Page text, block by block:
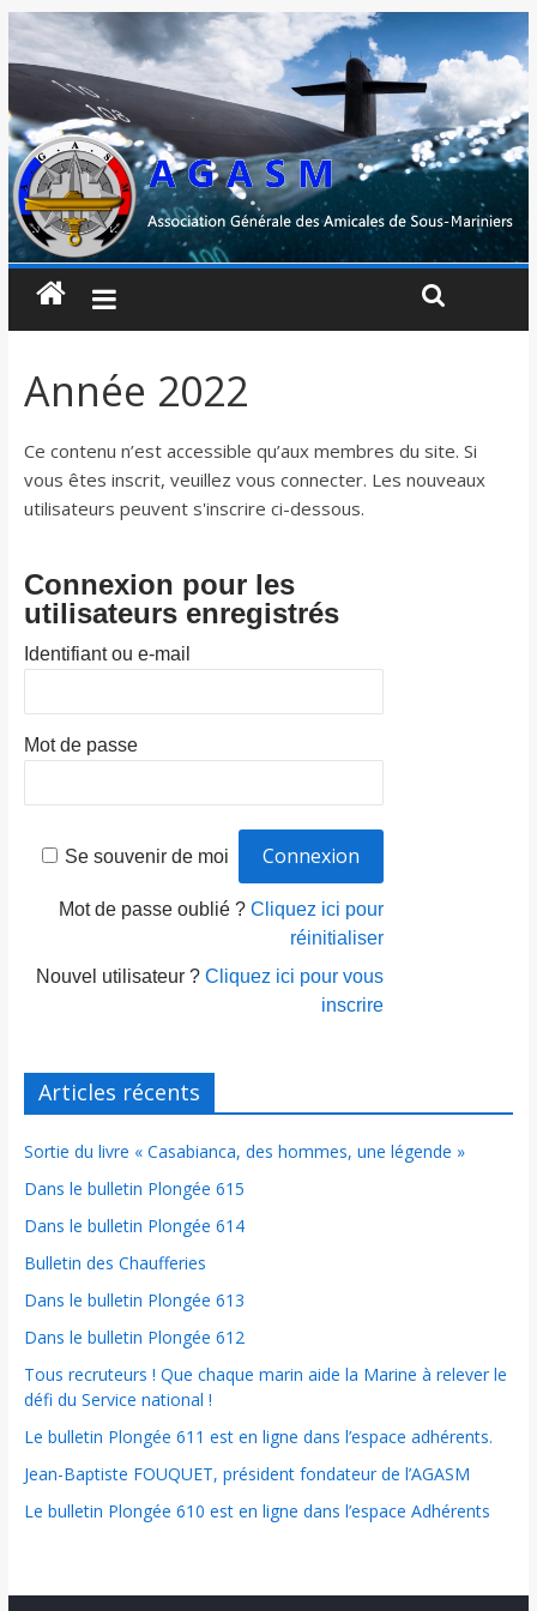
Année 2022
Ce contenu n’est accessible qu’aux membres du site. Si
vous êtes inscrit, veuillez vous connecter. Les nouveaux
utilisateurs peuvent s'inscrire ci-dessous.
Connexion pour les
utilisateurs enregistrés
Identifiant ou e-mail
Mot de passe
Se souvenir de moi
Mot de passe oublié ? Cliquez ici pour
réinitialiser
Nouvel utilisateur ? Cliquez ici pour vous
inscrire
Articles récents
Sortie du livre « Casabianca, des hommes, une légende »
Dans le bulletin Plongée 615
Dans le bulletin Plongée 614
Bulletin des Chaufferies
Dans le bulletin Plongée 613
Dans le bulletin Plongée 612
Tous recruteurs ! Que chaque marin aide la Marine à relever le
défi du Service national !
Le bulletin Plongée 611 est en ligne dans l’espace adhérents.
Jean-Baptiste FOUQUET, président fondateur de l’AGASM
Le bulletin Plongée 610 est en ligne dans l’espace Adhérents